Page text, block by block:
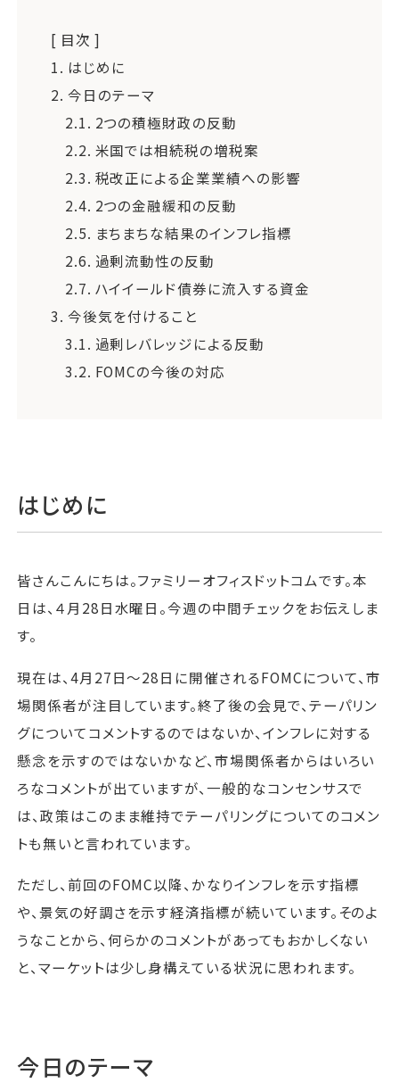
[ 目次 ]
1. はじめに
2. 今日のテーマ
2.1. 2つの積極財政の反動
2.2. 米国では相続税の増税案
2.3. 税改正による企業業績への影響
2.4. 2つの金融緩和の反動
2.5. まちまちな結果のインフレ指標
2.6. 過剰流動性の反動
2.7. ハイイールド債券に流入する資金
3. 今後気を付けること
3.1. 過剰レバレッジによる反動
3.2. FOMCの今後の対応
はじめに
皆さんこんにちは。ファミリーオフィスドットコムです。本
日は、４月28日水曜日。今週の中間チェックをお伝えしま
す。
現在は、4月27日～28日に開催されるFOMCについて、市
場関係者が注目しています。終了後の会見で、テーパリン
グについてコメントするのではないか、インフレに対する
懸念を示すのではないかなど、市場関係者からはいろい
ろなコメントが出ていますが、一般的なコンセンサスで
は、政策はこのまま維持でテーパリングについてのコメン
トも無いと言われています。
ただし、前回のFOMC以降、かなりインフレを示す指標
や、景気の好調さを示す経済指標が続いています。そのよ
うなことから、何らかのコメントがあってもおかしくない
と、マーケットは少し身構えている状況に思われます。
今日のテーマ